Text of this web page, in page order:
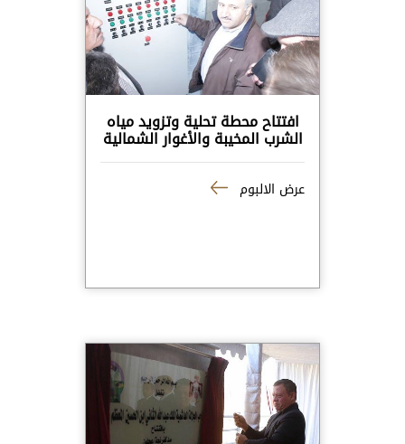
افتتاح محطة تحلية وتزويد مياه
الشرب المخيبة والأغوار الشمالية
عرض الالبوم